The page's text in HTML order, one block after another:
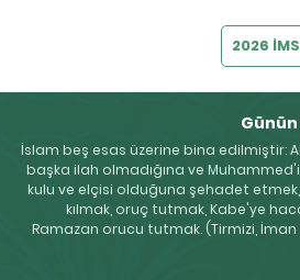
2026
İslam beş esas üzerine bina edilmiştir:
başka ilah olmadığına ve
kulu ve elçisi olduğuna şehadet
kılmak, oruç tutmak, Kabe'ye
Ramazan orucu tutmak. (Tirmizi, İman